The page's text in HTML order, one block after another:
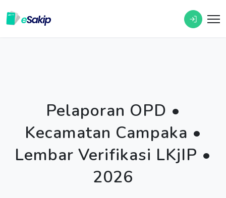
Pelaporan OPD •
Kecamatan Campaka •
Lembar Verifikasi LKjIP •
2026